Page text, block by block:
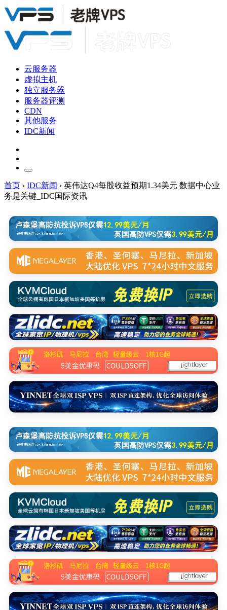
云服务器
虚拟主机
独立服务器
服务器评测
CDN
其他服务
IDC新闻
首页 › IDC新闻 › 英伟达Q4每股收益预期1.34美元 数据中心业
务是关键_IDC国际资讯